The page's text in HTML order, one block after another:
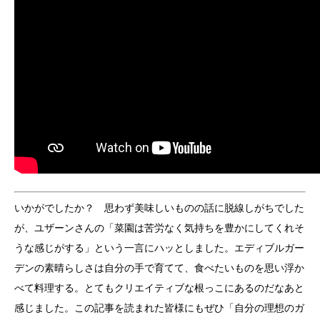
いかがでしたか？ 思わず美味しいものの話に脱線しがちでした
が、ユザーンさんの「菜園は苦労なく気持ちを豊かにしてくれそ
うな感じがする」という一言にハッとしました。エディブルガー
デンの素晴らしさは自分の手で育てて、食べたいものを思い浮か
べて料理する。とてもクリエイティブな根っこにあるのだなあと
感じました。この記事を読まれた皆様にもぜひ「自分の理想のガ